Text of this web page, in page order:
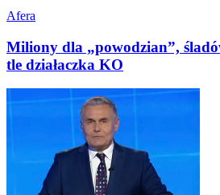
Afera
Miliony dla „powodzian”,
tle działaczka KO